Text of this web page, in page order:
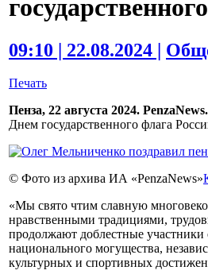
09:10 | 22.08.2024 |
Печать
Пенза, 22 августа 2024. PenzaNews.
Днем государственного флага
© Фото из архива ИА «PenzaNews»
«Мы свято чтим славную
нравственными традициями,
продолжают доблестные
национального могущества,
культурных и спортивных